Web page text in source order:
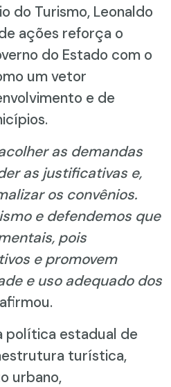
do Turismo, Leonaldo
ações reforça o
do Estado com o
um vetor
e de
as demandas
as justificativas e,
os convênios.
e defendemos que
pois
e promovem
e uso adequado dos
política estadual de
turística,
urbano,